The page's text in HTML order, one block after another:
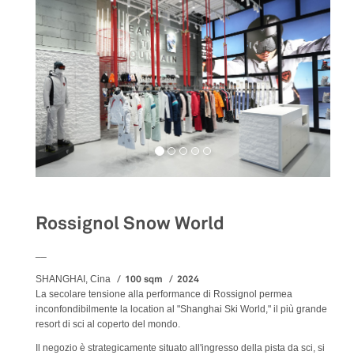
Rossignol Snow World
SHANGHAI, Cina 100 sqm 2024
La secolare tensione alla performance di Rossignol permea
inconfondibilmente la location al "Shanghai Ski World," il più grande
resort di sci al coperto del mondo.
Il negozio è strategicamente situato all'ingresso della pista da sci, si